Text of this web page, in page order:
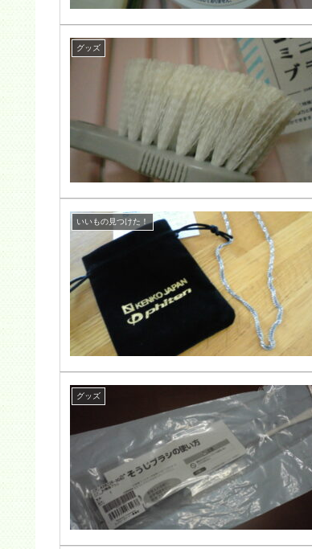
グッズ
いいもの見つけた！
グッズ